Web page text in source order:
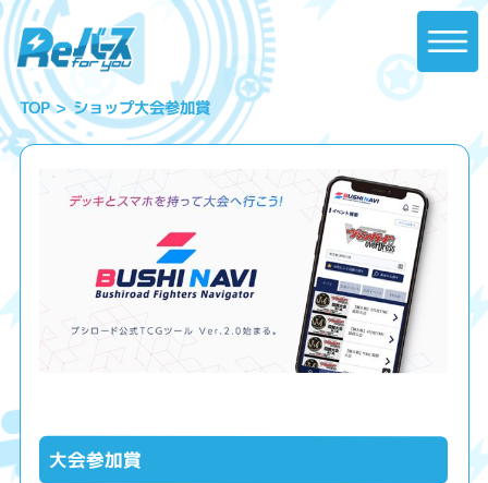
TOP ショップ大会参加賞
大会参加賞